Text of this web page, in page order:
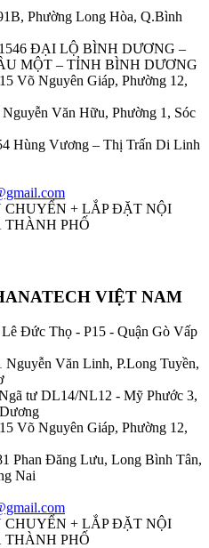
Phường Long Hòa, Q.Bình
ĐẠI LỘ BÌNH DƯƠNG –
MỘT – TỈNH BÌNH DƯƠNG
Võ Nguyên Giáp, Phường 12,
Nguyễn Văn Hữu, Phường 1, Sóc
Hùng Vương – Thị Trấn Di Linh
CHUYỂN + LẮP ĐẶT NỘI
PHỐ
VIỆT NAM
Lê Đức Thọ - P15 - Quận Gò Vấp
Nguyễn Văn Linh, P.Long Tuyền,
tư DL14/NL12 - Mỹ Phước 3,
Võ Nguyên Giáp, Phường 12,
Phan Đăng Lưu, Long Bình Tân,
Nai
CHUYỂN + LẮP ĐẶT NỘI
PHỐ